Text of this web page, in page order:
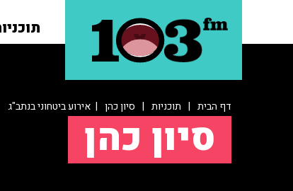
דף הבית | תוכניות | סיון כהן | אירוע ביטחוני בנתב"ג
סיון כהן